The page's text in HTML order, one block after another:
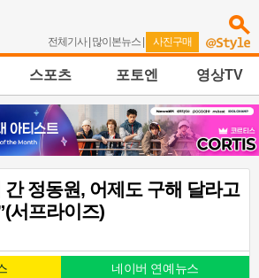
전체기사| 많이본뉴스 | 사진구매
스포츠 포토엔 영상TV
간 정동원, 어제도 구해 달라고
서프라이즈)
네이버 연예뉴스